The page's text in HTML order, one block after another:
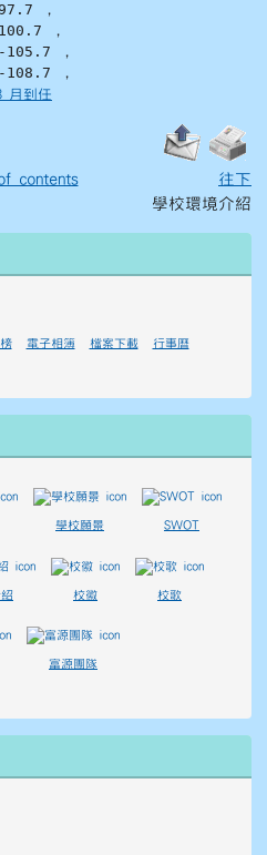
，
，
105.7 ，
contents
往下
學校環境介紹
電子相簿 檔案下載 行事曆
學校願景 SWOT
校徽 校歌
富源團隊